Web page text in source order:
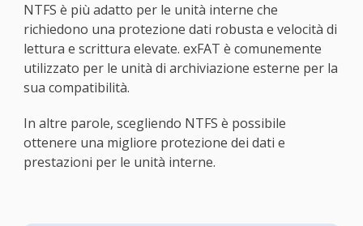
NTFS è più adatto per le unità interne che
richiedono una protezione dati robusta e velocità di
lettura e scrittura elevate. exFAT è comunemente
utilizzato per le unità di archiviazione esterne per la
sua compatibilità.
In altre parole, scegliendo NTFS è possibile
ottenere una migliore protezione dei dati e
prestazioni per le unità interne.